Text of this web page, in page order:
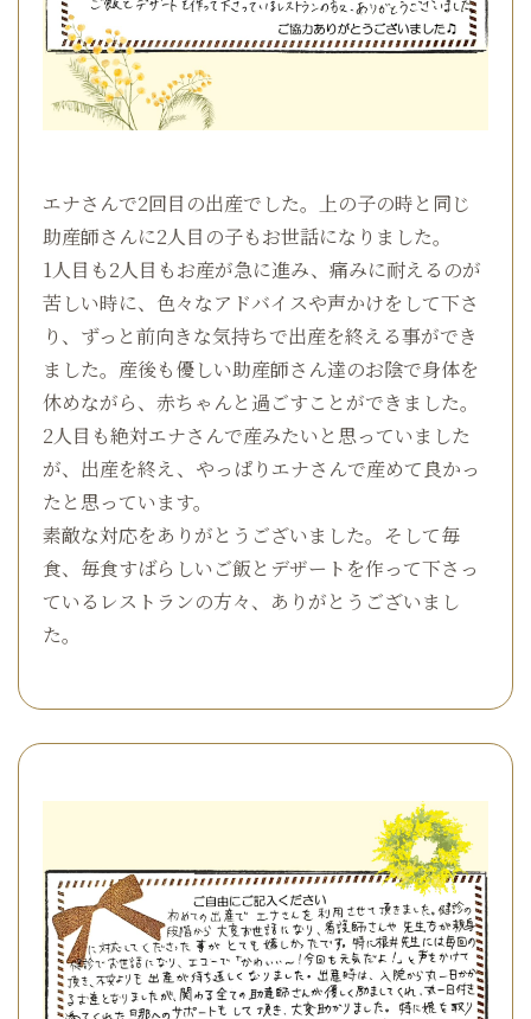
エナさんで2回目の出産でした。上の子の時と同じ
助産師さんに2人目の子もお世話になりました。
1人目も2人目もお産が急に進み、痛みに耐えるのが
苦しい時に、色々なアドバイスや声かけをして下さ
り、ずっと前向きな気持ちで出産を終える事ができ
ました。産後も優しい助産師さん達のお陰で身体を
休めながら、赤ちゃんと過ごすことができました。
2人目も絶対エナさんで産みたいと思っていました
が、出産を終え、やっぱりエナさんで産めて良かっ
たと思っています。
素敵な対応をありがとうございました。そして毎
食、毎食すばらしいご飯とデザートを作って下さっ
ているレストランの方々、ありがとうございまし
た。